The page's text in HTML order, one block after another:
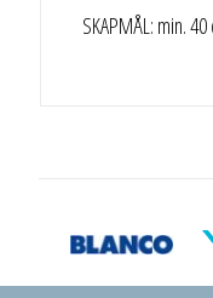
SKAPMÅL: min.